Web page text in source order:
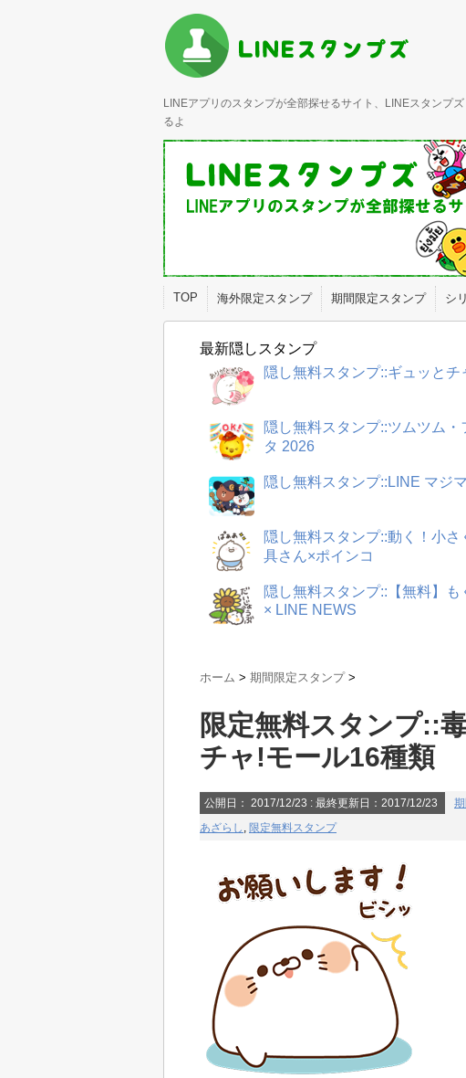
LINEアプリのスタンプが全部探せるサイト、LINEスタンプ
るよ
TOP 海外限定スタンプ 期間限定スタンプ シ
最新隠しスタンプ
隠し無料スタンプ::ギュッとチ
隠し無料スタンプ::ツムツム・
タ 2026
隠し無料スタンプ::LINE マジ
隠し無料スタンプ::動く！小さ
具さん×ポインコ
隠し無料スタンプ::【無料】も
× LINE NEWS
ホーム > 期間限定スタンプ >
限定無料スタンプ::
チャ!モール16種類
公開日： 2017/12/23 : 最終更新日：2017/12/23
あざらし , 限定無料スタンプ